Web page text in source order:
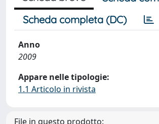
Scheda completa (DC)
Anno
2009
Appare nelle tipologie:
1.1 Articolo in rivista
File in questo prodotto: